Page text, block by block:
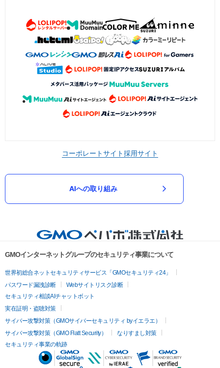
コーポレートサイト採用サイト
AIへの取り組み
GMOインターネットグループのセキュリティ事業について
世界初総合ネットセキュリティサービス「GMOセキュリティ24」
パスワード漏洩診断
Webサイトリスク診断
セキュリティ相談AIチャットボット
実在証明・盗聴対策
サイバー攻撃対策（GMOサイバーセキュリティ byイエラエ）
サイバー攻撃対策（GMO Flatt Security）
なりすまし対策
セキュリティ事業の軌跡